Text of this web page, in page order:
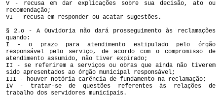
V - recusa em dar explicações sobre sua decisão, ato ou
recomendação;
VI - recusa em responder ou acatar sugestões.
§ 2.o - A Ouvidoria não dará prosseguimento às reclamações
quando:
I - o prazo para atendimento estipulado pelo órgão
responsável pelo serviço, de acordo com o compromisso de
atendimento assumido, não tiver expirado;
II - se referirem a serviços ou obras que ainda não tiverem
sido apresentados ao órgão municipal responsável;
III - houver notória carência de fundamento na reclamação;
IV - tratar-se de questões referentes às relações de
trabalho dos servidores municipais.